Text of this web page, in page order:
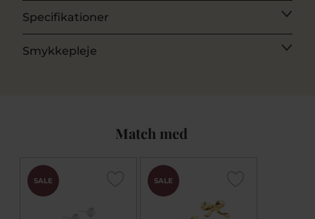
Specifikationer
Smykkepleje
Match med
SALE SALE